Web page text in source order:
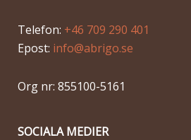
Telefon: +46 709 290 401
Epost: info@abrigo.se
Org nr: 855100-5161
SOCIALA MEDIER